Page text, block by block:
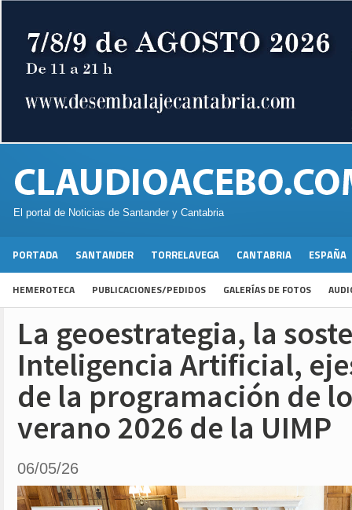
El portal de Noticias de Santander y Cantabria
PORTADA SANTANDER TORRELAVEGA CANTABRIA ESPAÑA
HEMEROTECA PUBLICACIONES/PEDIDOS GALERÍAS DE FOTOS
La geoestrategia, la
Inteligencia Artificial,
de la programación de
verano 2026 de la UIMP
06/05/26